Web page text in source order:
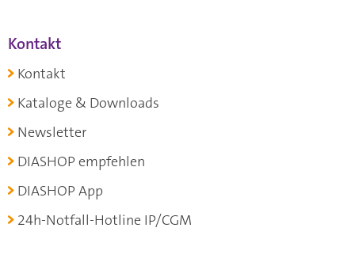
Kontakt
Kontakt
Kataloge & Downloads
Newsletter
DIASHOP empfehlen
DIASHOP App
24h-Notfall-Hotline IP/CGM